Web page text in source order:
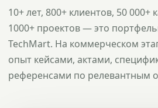
10+ лет, 800+ клиентов, 50 000+
1000+ проектов — это
TechMart. На коммерческом
опыт кейсами, актами,
референсами по релевантным